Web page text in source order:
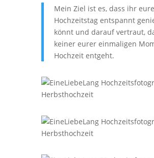
Mein Ziel ist es, dass ihr
Hochzeitstag entspannt
könnt und darauf vertraut,
keiner eurer einmaligen
Hochzeit entgeht.